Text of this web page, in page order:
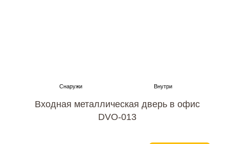
Входная металлическая дверь в офис
DVO-013